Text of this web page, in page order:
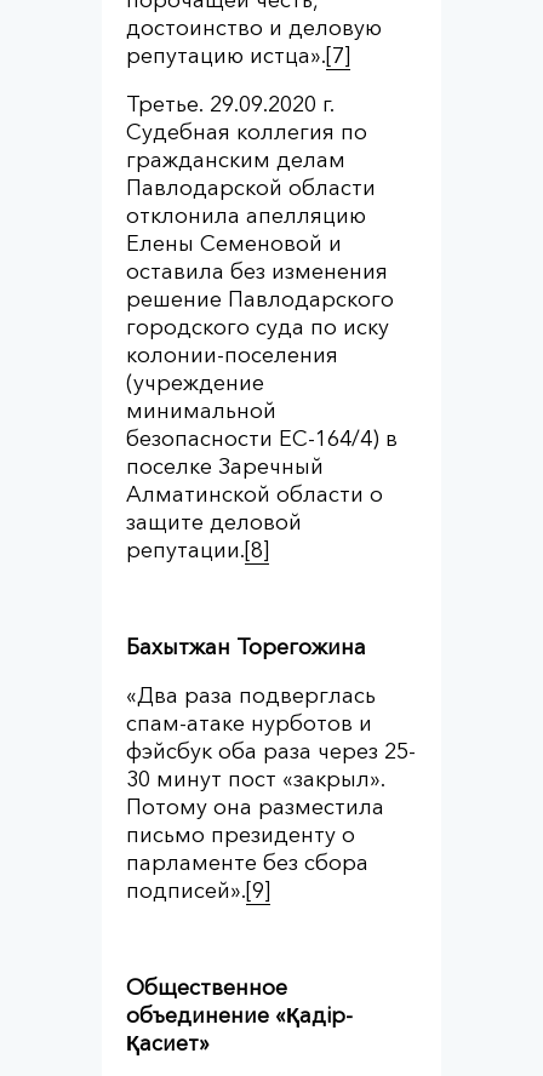
достоинство и деловую
репутацию истца».[7]
Третье. 29.09.2020 г.
Судебная коллегия по
гражданским делам
Павлодарской области
отклонила апелляцию
Елены Семеновой и
оставила без изменения
решение Павлодарского
городского суда по иску
колонии-поселения
(учреждение
минимальной
безопасности ЕС-164/4) в
поселке Заречный
Алматинской области о
защите деловой
репутации.[8]
Бахытжан Торегожина
«Два раза подверглась
спам-атаке нурботов и
фэйсбук оба раза через 25-
30 минут пост «закрыл».
Потому она разместила
письмо президенту о
парламенте без сбора
подписей».[9]
Общественное
объединение «Қадір-
Қасиет»